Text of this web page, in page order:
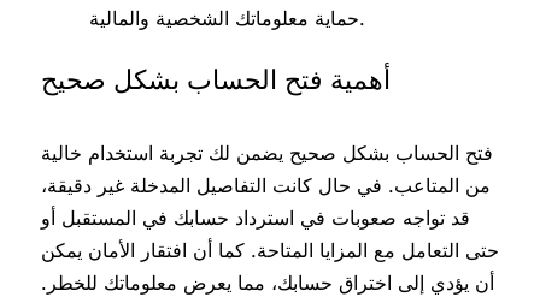
حماية معلوماتك الشخصية والمالية.
أهمية فتح الحساب بشكل صحيح
فتح الحساب بشكل صحيح يضمن لك تجربة استخدام خالية
من المتاعب. في حال كانت التفاصيل المدخلة غير دقيقة،
قد تواجه صعوبات في استرداد حسابك في المستقبل أو
حتى التعامل مع المزايا المتاحة. كما أن افتقار الأمان يمكن
أن يؤدي إلى اختراق حسابك، مما يعرض معلوماتك للخطر.